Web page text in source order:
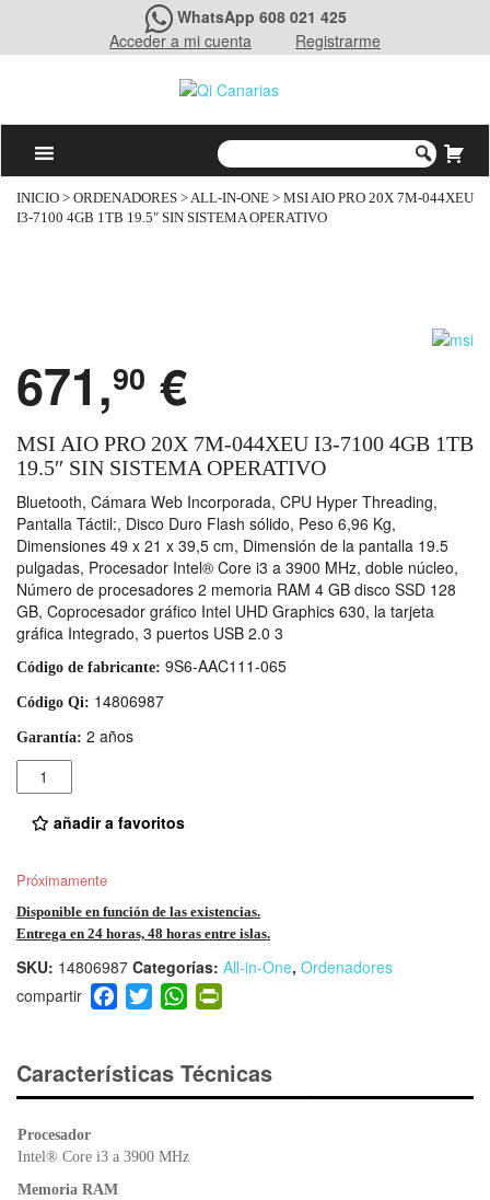
WhatsApp 608 021 425
Acceder a mi cuenta
Registrarme
INICIO > ORDENADORES >ALL-IN-ONE > MSI AIO PRO 20X 7M-044XEU
I3-7100 4GB 1TB 19.5″ SIN SISTEMA OPERATIVO
671,90 €
MSI AIO PRO 20X 7M-044XEU I3-7100 4GB 1TB
19.5″ SIN SISTEMA OPERATIVO
Bluetooth, Cámara Web Incorporada, CPU Hyper Threading,
Pantalla Táctil:, Disco Duro Flash sólido, Peso 6,96 Kg,
Dimensiones 49 x 21 x 39,5 cm, Dimensión de la pantalla 19.5
pulgadas, Procesador Intel® Core i3 a 3900 MHz, doble núcleo,
Número de procesadores 2 memoria RAM 4 GB disco SSD 128
GB, Coprocesador gráfico Intel UHD Graphics 630, la tarjeta
gráfica Integrado, 3 puertos USB 2.0 3
Código de fabricante: 9S6-AAC111-065
Código Qi: 14806987
Garantía: 2 años
Cantidad
añadir a favoritos
Próximamente
Disponible en función de las existencias.
Entrega en 24 horas, 48 horas entre islas.
SKU: 14806987 Categorías: All-in-One, Ordenadores
F
a
e
b
o
k
T
wi
er
W
h
s
A
p
ri
e
Características Técnicas
Procesador
Intel® Core i3 a 3900 MHz
Memoria RAM